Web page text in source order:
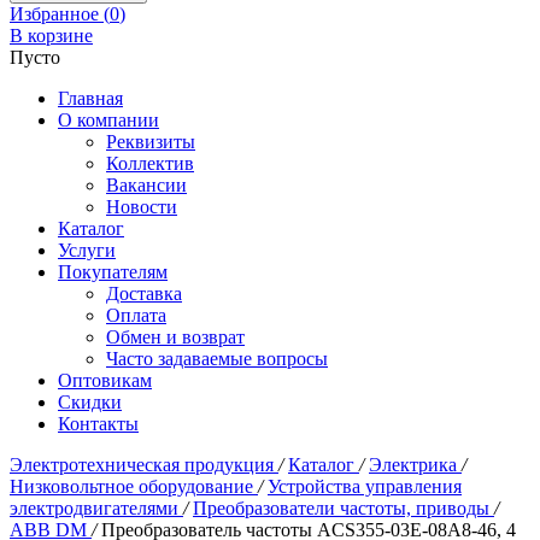
Избранное (0)
В корзине
Пусто
Главная
О компании
Реквизиты
Коллектив
Вакансии
Новости
Каталог
Услуги
Покупателям
Доставка
Оплата
Обмен и возврат
Часто задаваемые вопросы
Оптовикам
Скидки
Контакты
Электротехническая продукция / Каталог / Электрика /
Низковольтное оборудование / Устройства управления
электродвигателями / Преобразователи частоты, приводы /
ABB DM / Преобразователь частоты ACS355-03E-08A8-46, 4